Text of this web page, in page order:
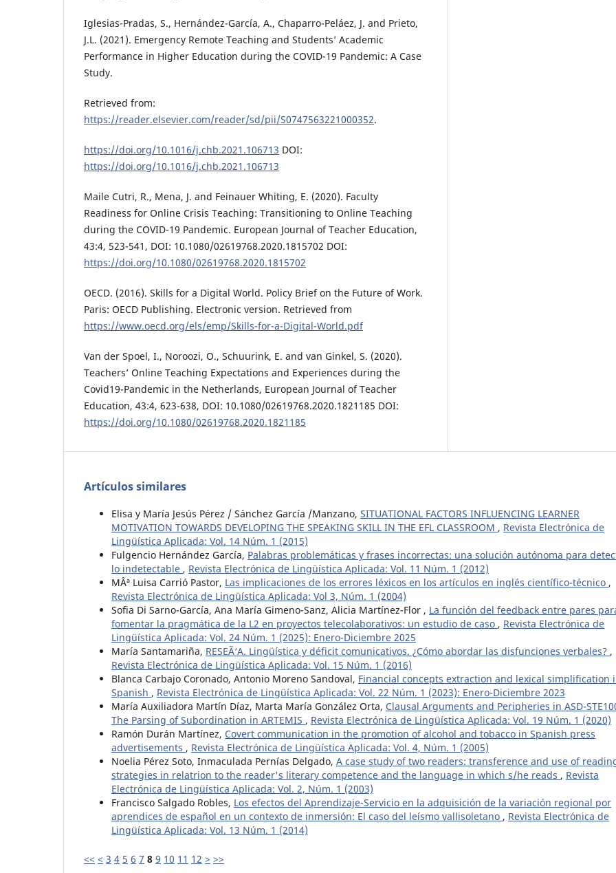
Iglesias-Pradas, S., Hernández-García, A., Chaparro-Peláez, J. and Prieto,
J.L. (2021). Emergency Remote Teaching and Students’ Academic
Performance in Higher Education during the COVID-19 Pandemic: A Case
Study.
Retrieved from:
https://reader.elsevier.com/reader/sd/pii/S0747563221000352.
https://doi.org/10.1016/j.chb.2021.106713 DOI:
https://doi.org/10.1016/j.chb.2021.106713
Maile Cutri, R., Mena, J. and Feinauer Whiting, E. (2020). Faculty
Readiness for Online Crisis Teaching: Transitioning to Online Teaching
during the COVID-19 Pandemic. European Journal of Teacher Education,
43:4, 523-541, DOI: 10.1080/02619768.2020.1815702 DOI:
https://doi.org/10.1080/02619768.2020.1815702
OECD. (2016). Skills for a Digital World. Policy Brief on the Future of Work.
Paris: OECD Publishing. Electronic version. Retrieved from
https://www.oecd.org/els/emp/Skills-for-a-Digital-World.pdf
Van der Spoel, I., Noroozi, O., Schuurink, E. and van Ginkel, S. (2020).
Teachers’ Online Teaching Expectations and Experiences during the
Covid19-Pandemic in the Netherlands, European Journal of Teacher
Education, 43:4, 623-638, DOI: 10.1080/02619768.2020.1821185 DOI:
https://doi.org/10.1080/02619768.2020.1821185
Artículos similares
Elisa y María Jesús Pérez / Sánchez García /Manzano, SITUATIONAL FACTORS INFLUENCING LEARNER
MOTIVATION TOWARDS DEVELOPING THE SPEAKING SKILL IN THE EFL CLASSROOM , Revista Electrónica de
Lingüística Aplicada: Vol. 14 Núm. 1 (2015)
Fulgencio Hernández García, Palabras problemáticas y frases incorrectas: una solución autónoma para
lo indetectable , Revista Electrónica de Lingüística Aplicada: Vol. 11 Núm. 1 (2012)
MÂª Luisa Carrió Pastor, Las implicaciones de los errores léxicos en los artículos en inglés científico-técnico ,
Revista Electrónica de Lingüística Aplicada: Vol 3, Núm. 1 (2004)
Sofia Di Sarno-García, Ana María Gimeno-Sanz, Alicia Martínez-Flor , La función del feedback entre pares
fomentar la pragmática de la L2 en proyectos telecolaborativos: un estudio de caso , Revista Electrónica de
Lingüística Aplicada: Vol. 24 Núm. 1 (2025): Enero-Diciembre 2025
María Santamariña, RESEÃ‘A. Lingüística y déficit comunicativos. ¿Cómo abordar las disfunciones verbales? ,
Revista Electrónica de Lingüística Aplicada: Vol. 15 Núm. 1 (2016)
Blanca Carbajo Coronado, Antonio Moreno Sandoval, Financial concepts extraction and lexical simplification
Spanish , Revista Electrónica de Lingüística Aplicada: Vol. 22 Núm. 1 (2023): Enero-Diciembre 2023
María Auxiliadora Martín Díaz, Marta María González Orta, Clausal Arguments and Peripheries in ASD-
The Parsing of Subordination in ARTEMIS , Revista Electrónica de Lingüística Aplicada: Vol. 19 Núm. 1 (2020)
Ramón Durán Martínez, Covert communication in the promotion of alcohol and tobacco in Spanish press
advertisements , Revista Electrónica de Lingüística Aplicada: Vol. 4, Núm. 1 (2005)
Noelia Pérez Soto, Inmaculada Pernías Delgado, A case study of two readers: transference and use of
strategies in relatrion to the reader's literary competence and the language in which s/he reads , Revista
Electrónica de Lingüística Aplicada: Vol. 2, Núm. 1 (2003)
Francisco Salgado Robles, Los efectos del Aprendizaje-Servicio en la adquisición de la variación regional por
aprendices de español en un contexto de inmersión: El caso del leísmo vallisoletano , Revista Electrónica de
Lingüística Aplicada: Vol. 13 Núm. 1 (2014)
<< < 3 4 5 6 7 8 9 10 11 12 > >>